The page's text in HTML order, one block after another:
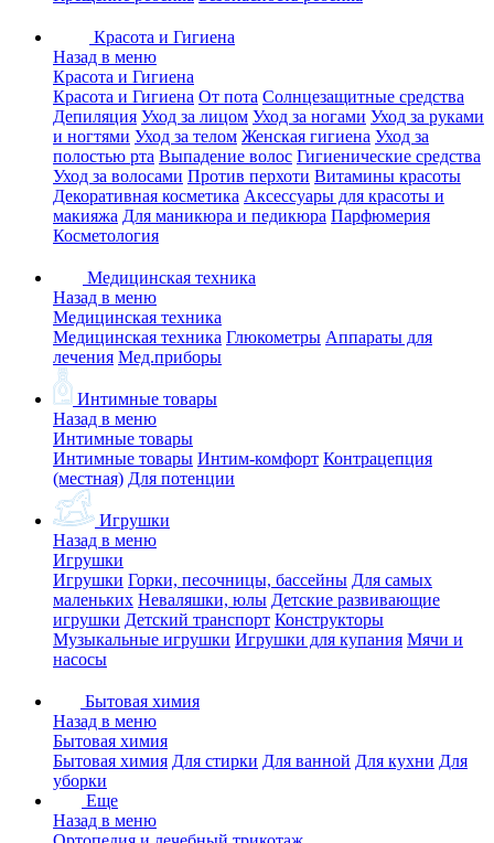
Красота и Гигиена
Назад в меню
Красота и Гигиена
Красота и Гигиена От пота Солнцезащитные средства
Депиляция Уход за лицом Уход за ногами Уход за руками
и ногтями Уход за телом Женская гигиена Уход за
полостью рта Выпадение волос Гигиенические средства
Уход за волосами Против перхоти Витамины красоты
Декоративная косметика Аксессуары для красоты и
макияжа Для маникюра и педикюра Парфюмерия
Косметология
Медицинская техника
Назад в меню
Медицинская техника
Медицинская техника Глюкометры Аппараты для
лечения Мед.приборы
Интимные товары
Назад в меню
Интимные товары
Интимные товары Интим-комфорт Контрацепция
(местная) Для потенции
Игрушки
Назад в меню
Игрушки
Игрушки Горки, песочницы, бассейны Для самых
маленьких Неваляшки, юлы Детские развивающие
игрушки Детский транспорт Конструкторы
Музыкальные игрушки Игрушки для купания Мячи и
насосы
Бытовая химия
Назад в меню
Бытовая химия
Бытовая химия Для стирки Для ванной Для кухни Для
уборки
Еще
Назад в меню